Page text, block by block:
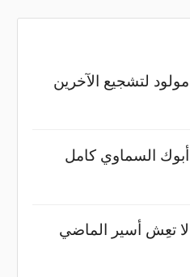
مولود لتشجيع الآخرين
أبوك السماوي كامل
لا تعِش أسير الماضي